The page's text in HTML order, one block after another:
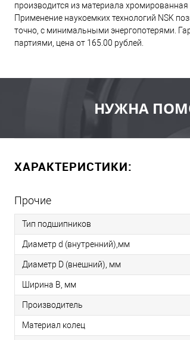
производится из материала
Применение наукоемких технологий NSK
точно, с минимальными энергопотерями.
партиями, цена от 165.00 рублей.
НУЖНА
ХАРАКТЕРИСТИКИ:
Прочие
Тип подшипников
Диаметр d (внутренний),мм
Диаметр D (внешний), мм
Ширина B, мм
Производитель
Материал колец